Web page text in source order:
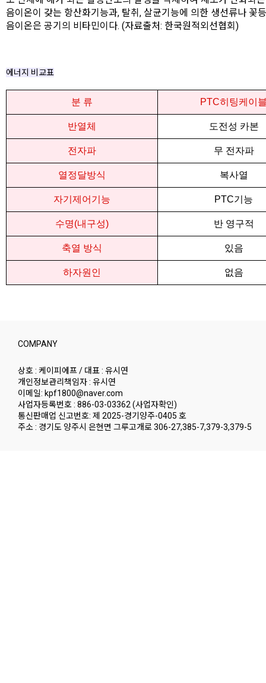
음이온이 갖는 항산화기능과, 탈취, 살균기능에 의한 생선류나 꽃
음이온은 공기의 비타민이다. (자료출처: 한국원적외선협회)
에너지 비교표
분 류 PTC히팅케이
반열체 도전성 카본
전자파 무 전자파
열정달방식 복사열
자기제어기능 PTC기능
수명(내구성) 반 영구적
축열 방식 있음
하자원인 없음
COMPANY
상호 : 케이피에프 / 대표 : 유시연
개인정보관리책임자 : 유시연
이메일: kpf1800@naver.com
사업자등록번호 : 886-03-03362 (사업자확인)
통신판매업 신고번호: 제 2025-경기양주-0405 호
주소 : 경기도 양주시 은현면 그루고개로 306-27,385-7,379-3,379-5